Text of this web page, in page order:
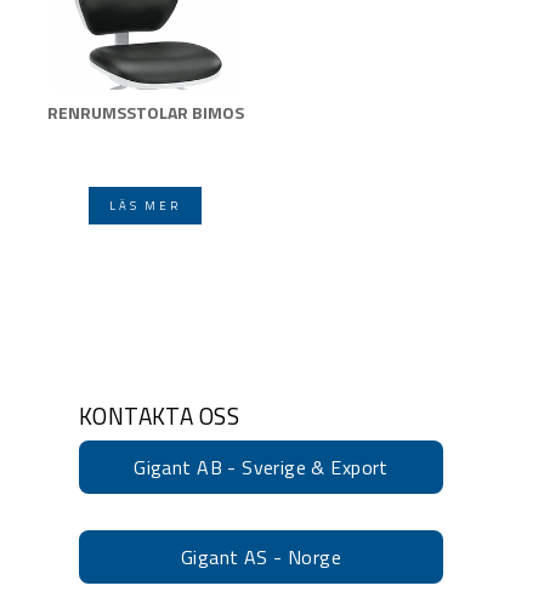
RENRUMSSTOLAR BIMOS
LÄS MER
KONTAKTA OSS
Gigant AB - Sverige & Export
Gigant AS - Norge